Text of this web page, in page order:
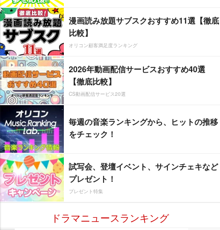
漫画読み放題サブスクおすすめ11選【徹底
比較】
オリコン顧客満足度ランキング
2026年動画配信サービスおすすめ40選
【徹底比較】
CS動画配信サービス20選
毎週の音楽ランキングから、ヒットの推移
をチェック！
試写会、登壇イベント、サインチェキなど
プレゼント！
プレゼント特集
ドラマニュースランキング